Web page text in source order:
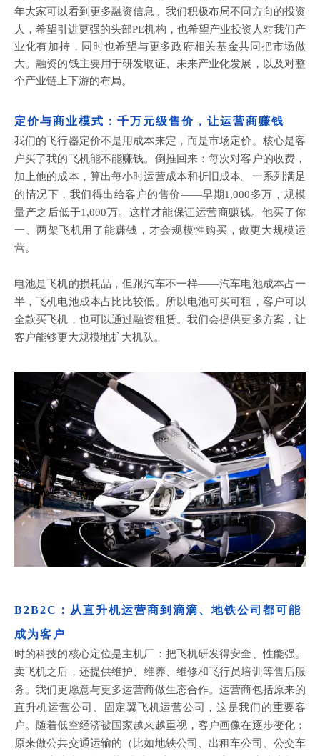
年大家可以看到更多融资信息。我们积极布局不同方向的投资
人，希望引进更强的头部PE机构，也希望产业投资人对我们产
业化有加持，同时也希望与更多政府相关基金共同把市场做
大。融资的钱主要用于研发取证、未来产业化发展，以及对整
个产业链上下游的布局。
定价与商业模式：千万元级售价，让运营商赚钱
我们的飞行器定价不是用成本来定，而是市场定价。核心是客
户买了我的飞机能不能赚钱。倒推回来：每次对客户的收费，
加上他的成本，算出每小时运营成本和折旧成本。一系列满足
的情况下，我们得出给客户的售价——早期1,000多万，规模
量产之后低于1,000万。这样才能保证运营商赚钱。他买了你
一、两架飞机用了能赚钱，才会规模性购买，做更大规模运
营。
电池是飞机的损耗品，但跟汽车不一样——汽车电池成本占一
半，飞机电池成本占比比较低。所以电池可买可租，客户可以
全款买飞机，也可以通过融资租赁。我们会提供更多方案，让
客户能够更大规模地扩大机队。
B2B2C：从直升机运营商到滴滴、地铁公司都可能
成为客户
时的科技的核心定位是主机厂：把飞机研发得安全、性能强。
卖飞机之后，还提供维护、维养、维修和飞行员培训等售后服
务。我们更愿意与更多运营商做生态合作。运营商包括原来的
直升机运营公司、固定翼飞机运营公司，这是我们的重要客
户。随着低空经济被国家越来越重视，客户画像在逐步变化：
原来做公共交通运输的（比如地铁公司、出租车公司、公交车